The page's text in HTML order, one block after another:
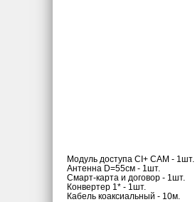
Модуль доступа CI+ CAM - 1шт.
Антенна D=55см - 1шт.
Смарт-карта и договор - 1шт.
Конвертер 1* - 1шт.
Кабель коаксиальный - 10м.